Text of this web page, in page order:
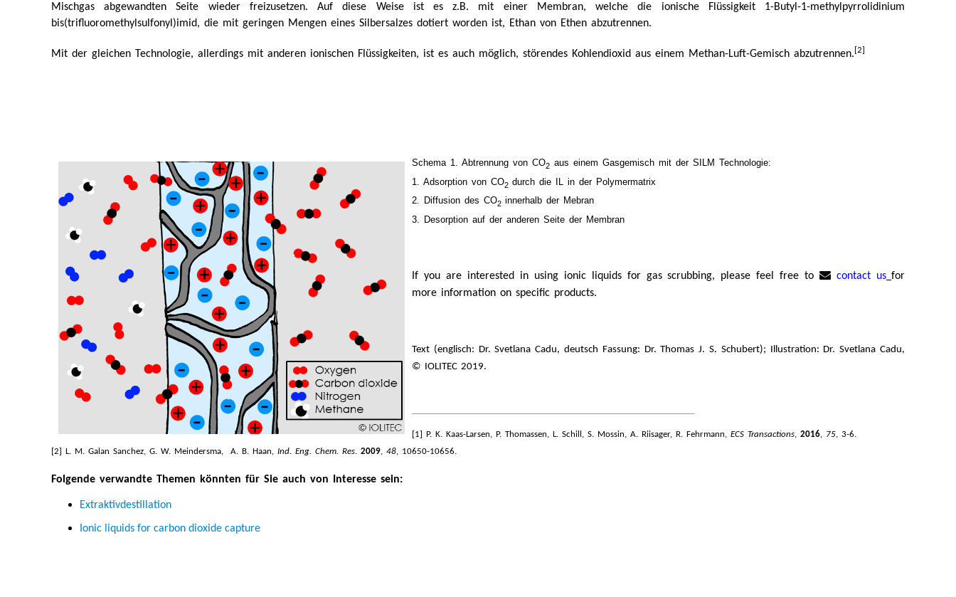
Mischgas abgewandten Seite wieder freizusetzen. Auf diese Weise ist es z.B. mit einer Membran, welche die ionische Flüssigkeit 1-Butyl-1-methylpyrrolidinium
bis(trifluoromethylsulfonyl)imid, die mit geringen Mengen eines Silbersalzes dotiert worden ist, Ethan von Ethen abzutrennen.
Mit der gleichen Technologie, allerdings mit anderen ionischen Flüssigkeiten, ist es auch möglich, störendes Kohlendioxid aus einem Methan-Luft-Gemisch abzutrennen. [2]
Schema 1. Abtrennung von CO2 aus einem Gasgemisch mit der SILM Technologie:
1. Adsorption von CO2 durch die IL in der Polymermatrix
2. Diffusion des CO2 innerhalb der Mebran
3. Desorption auf der anderen Seite der Membran
If you are interested in using ionic liquids for gas scrubbing, please feel free to contact us for
more information on specific products.
Text (englisch: Dr. Svetlana Cadu, deutsch Fassung: Dr. Thomas J. S. Schubert); Illustration: Dr. Svetlana Cadu,
© IOLITEC 2019.
[1] P. K. Kaas-Larsen, P. Thomassen, L. Schill, S. Mossin, A. Riisager, R. Fehrmann, ECS Transactions, 2016, 75, 3-6.
[2] L. M. Galan Sanchez, G. W. Meindersma, A. B. Haan, Ind. Eng. Chem. Res. 2009, 48, 10650-10656.
Folgende verwandte Themen könnten für Sie auch von Interesse sein:
Extraktivdestillation
Ionic liquids for carbon dioxide capture